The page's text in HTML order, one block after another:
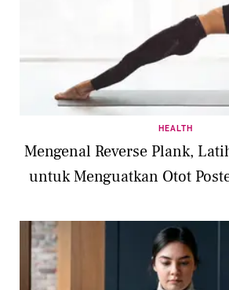
HEALTH
Mengenal Reverse Plank,
untuk Menguatkan Otot